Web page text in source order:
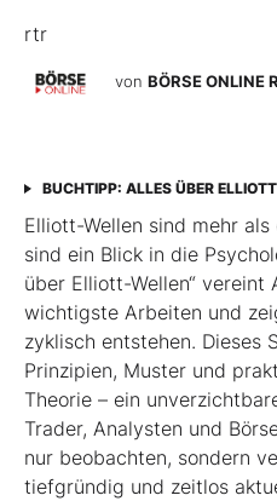
rtr
von BÖRSE ONLINE
BUCHTIPP: ALLES ÜBER
Elliott-Wellen sind mehr
sind ein Blick in die
über Elliott-Wellen“ vereint
wichtigste Arbeiten und
zyklisch entstehen. Dieses
Prinzipien, Muster und
Theorie – ein
Trader, Analysten und
nur beobachten, sondern
tiefgründig und zeitlos